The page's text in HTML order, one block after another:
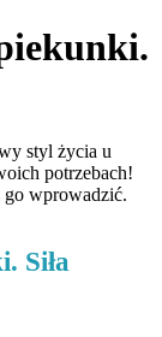
styl życia u
potrzebach!
wprowadzić.
Siła